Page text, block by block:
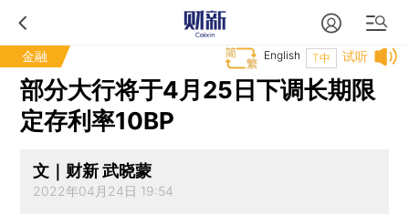
金融 试听
T中
English
部分大行将于4月25日下调长期限
定存利率10BP
文｜财新 武晓蒙
2022年04月24日 19:54